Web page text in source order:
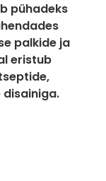
pühadeks
palkide ja
eristub